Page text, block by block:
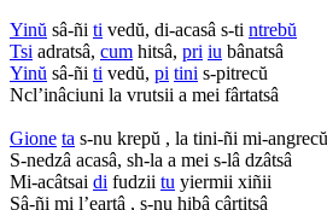
Yinŭ sâ-ñi ti vedŭ, di-acasâ s-ti ntrebŭ
Tsi adratsâ, cum hitsâ, pri iu bânatsâ
Yinŭ sâ-ñi ti vedŭ, pi tini s-pitrecŭ
Ncl’inâciuni la vrutsii a mei fârtatsâ
Gione ta s-nu krepŭ , la tini-ñi mi-angrecŭ
S-nedzâ acasâ, sh-la a mei s-lâ dzâtsâ
Mi-acâtsai di fudzii tu yiermii xiñii
Sâ-ñi mi l’eartâ , s-nu hibâ cârtitsâ